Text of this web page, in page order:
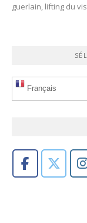
guerlain, lifting du
Français